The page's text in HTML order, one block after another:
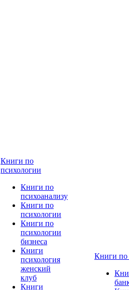
Книги по
психологии
Книги по
психоанализу
Книги по
психологии
Книги по
психологии
бизнеса
Книги
психология
женский
клуб
Книги
Книги по